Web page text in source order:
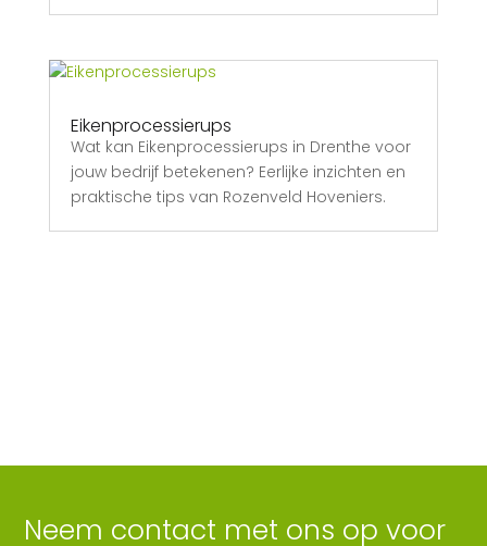
Eikenprocessierups
Wat kan Eikenprocessierups in Drenthe voor
jouw bedrijf betekenen? Eerlijke inzichten en
praktische tips van Rozenveld Hoveniers.
Neem contact met ons op voor